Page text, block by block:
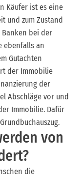
Käufer ist es eine
und zum Zustand
bei der
ebenfalls an
Gutachten
der Immobilie
der
Abschläge vor und
Immobilie. Dafür
von
die